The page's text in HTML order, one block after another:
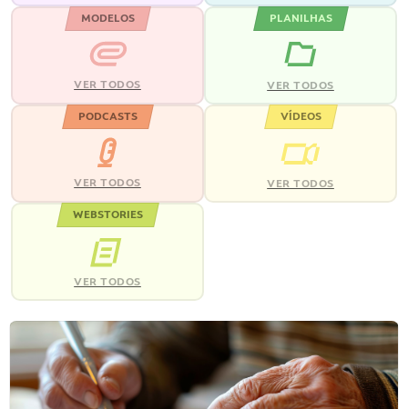
MODELOS
VER TODOS
PLANILHAS
VER TODOS
PODCASTS
VER TODOS
VÍDEOS
VER TODOS
WEBSTORIES
VER TODOS